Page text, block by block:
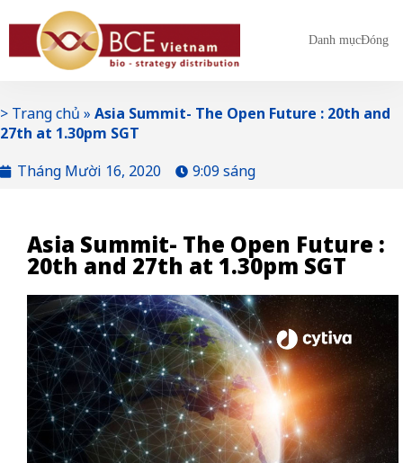
Danh mụcĐóng
> Trang chủ » Asia Summit- The Open Future : 20th and
27th at 1.30pm SGT
Tháng Mười 16, 2020
9:09 sáng
Asia Summit- The Open Future :
20th and 27th at 1.30pm SGT